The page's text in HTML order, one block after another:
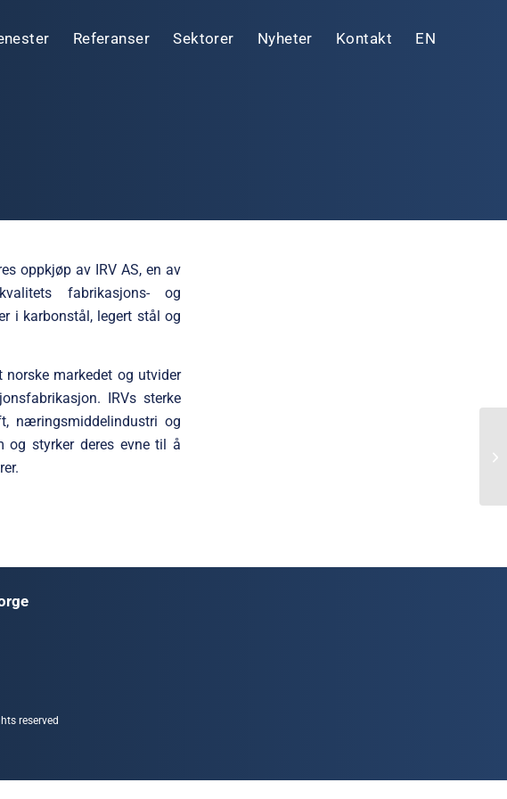
Referanser Sektorer Nyheter Kontakt EN
oppkjøp av IRV AS, en av
fabrikasjons- og
i karbonstål, legert stål og
markedet og utvider
IRVs sterke
næringsmiddelindustri og
og styrker deres evne til å
reserved